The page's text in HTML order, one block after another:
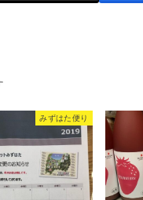
みずはた便り